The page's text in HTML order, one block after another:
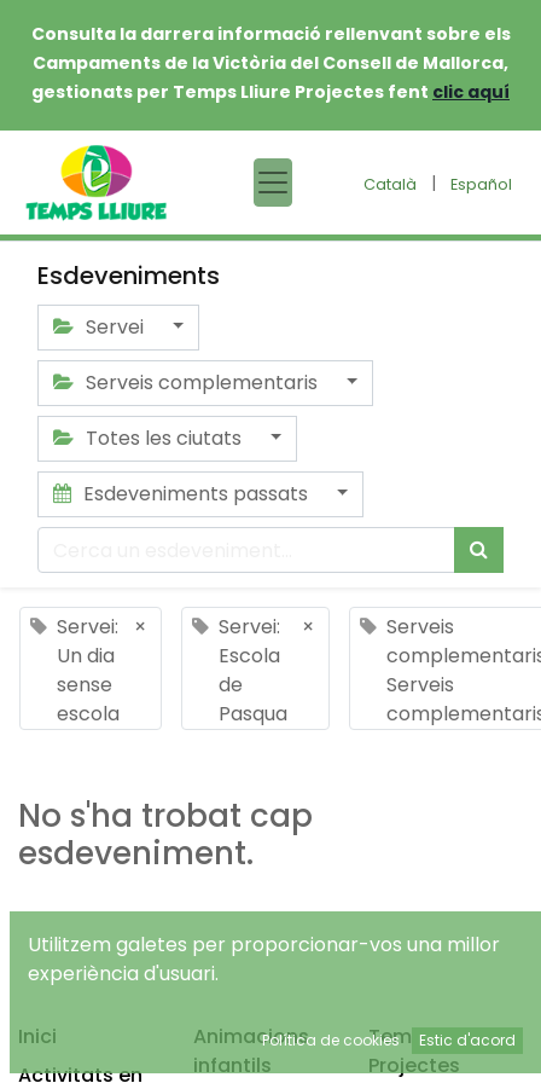
Consulta la darrera informació rellenvant sobre els
Campaments de la Victòria del Consell de Mallorca,
gestionats per Temps Lliure Projectes fent clic aquí
Català | Español
Esdeveniments
Servei
Serveis complementaris
Totes les ciutats
Esdeveniments passats
Servei:
Un dia
sense
escola
×
Servei:
Escola
de
Pasqua
×
Serveis
Serveis
No s'ha trobat cap
esdeveniment.
Inici
Activitats en
Animacions
infantils
Temps Lliure
Projectes
Utilitzem galetes per proporcionar-vos una millor
experiència d'usuari.
Política de cookies Estic d'acord